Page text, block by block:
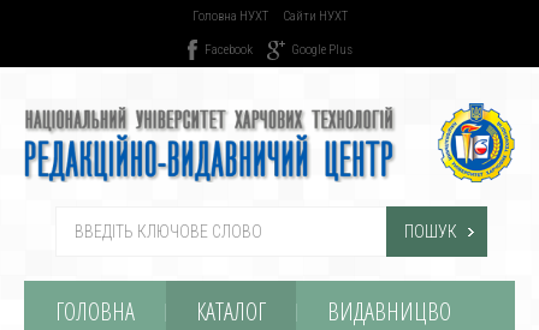
Головна НУХТ Сайти НУХТ
Facebook Google Plus
ПОШУК
ГОЛОВНА КАТАЛОГ
ВИДАВНИЦВО